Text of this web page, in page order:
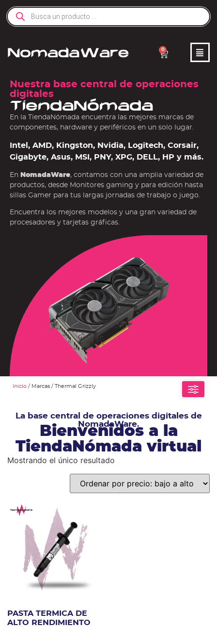
0
Nuestra base central de operaciones
digitales
TiendaNómada
En la TiendaNómada encuentra las mejores marcas de
componentes, hardware y periféricos en un solo lugar.
Intel, AMD, Kingston, Nvidia, Logitech, Corsair,
Gigabyte, Asus, MSI, PNY, XPG, DELL, HP y más.
En NomadaWare, contamos con una amplia variedad de
productos, desde Monitores gaming y para edición hasta
sillas Gamer para tus largas jornadas de trabajo o juego.
Encuentra los mejores modelos y una gran variedad de
procesadores y tarjetas gráficas.
Inicio / Marcas / Thermal Grizzly
La base central de operaciones digitales de
NomadaWare.
Bienvenidos a la
TiendaNómada virtual
Mostrando el único resultado
PASTA TERMICA DE
ALTO RENDIMIENTO